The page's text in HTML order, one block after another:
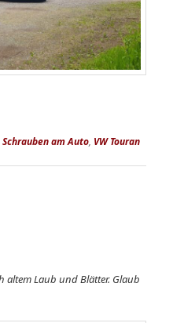
Schrauben am Auto, VW Touran
altem Laub und Blätter. Glaub